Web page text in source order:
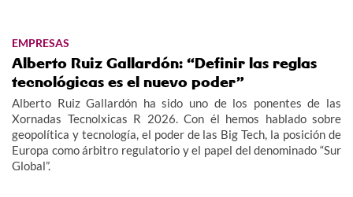
EMPRESAS
Alberto Ruiz Gallardón: “Definir las reglas
tecnológicas es el nuevo poder”
Alberto Ruiz Gallardón ha sido uno de los ponentes de las
Xornadas Tecnolxicas R 2026. Con él hemos hablado sobre
geopolítica y tecnología, el poder de las Big Tech, la posición de
Europa como árbitro regulatorio y el papel del denominado “Sur
Global”.